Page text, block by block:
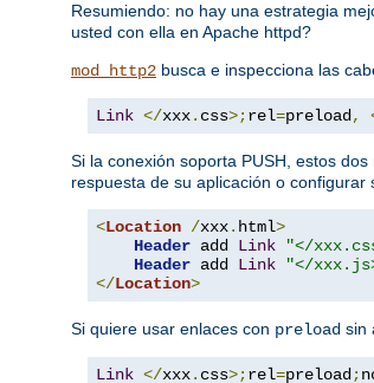
Resumiendo: no hay una estrategia
usted con ella en Apache httpd?
mod_http2 busca e inspecciona las
Link </xxx. css>;rel=preload,
Si la conexión soporta PUSH, estos
respuesta de su aplicación o configurar
<Location /xxx. html>
Header add Link
"</
Header add Link
"</
</Location>
Si quiere usar enlaces con preload sin
Link </xxx. css>;rel=preload;